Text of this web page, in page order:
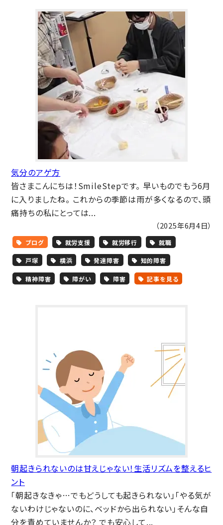
気分のアゲ方
皆さまこんにちは！SmileStepです。 早いものでもう6月
に入りましたね。 これからの季節は雨が多くなるので、頭
痛持ちの私にとっては...
（2025年6月4日）
ブログ 就労支援 就労移行 就職
戸塚 横浜 発達障害 知的障害
精神障害 障がい 障害 記事を見る
朝起きられないのは甘えじゃない！生活リズムを整えるヒ
ント
「朝起きなきゃ…でもどうしても起きられない」「やる気が
ないわけじゃないのに、ベッドから出られない」そんな自
分を責めていませんか？ でも安心して...